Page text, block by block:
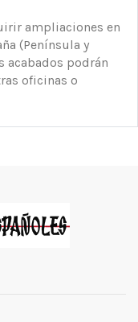
ampliaciones en
(Península y
acabados podrán
oficinas o